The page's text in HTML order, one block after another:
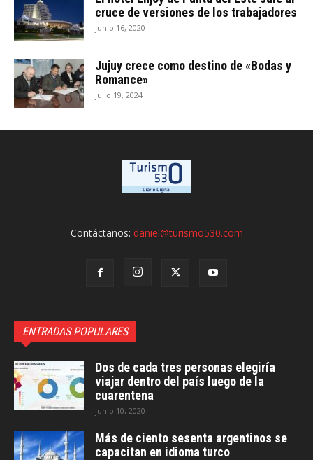
cruce de versiones de los trabajadores
junio 16, 2020
Jujuy crece como destino de «Bodas y
Romance»
julio 19, 2024
Contáctanos: daniel@turismo530.com
ENTRADAS POPULARES
Dos de cada tres personas elegiría
viajar dentro del país luego de la
cuarentena
junio 10, 2020
Más de ciento sesenta argentinos se
capacitan en idioma turco